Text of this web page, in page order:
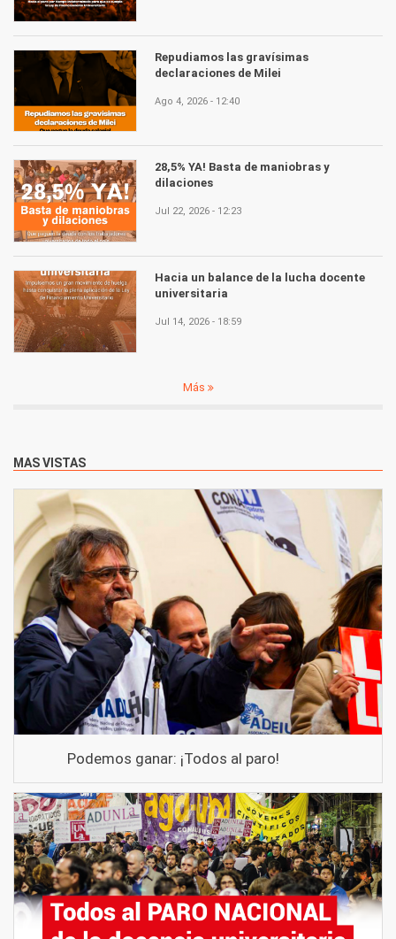
Repudiamos las gravísimas
declaraciones de Milei
Ago 4, 2026 - 12:40
28,5% YA! Basta de maniobras y
dilaciones
Jul 22, 2026 - 12:23
Hacia un balance de la lucha docente
universitaria
Jul 14, 2026 - 18:59
Más
MAS VISTAS
Podemos ganar: ¡Todos al paro!